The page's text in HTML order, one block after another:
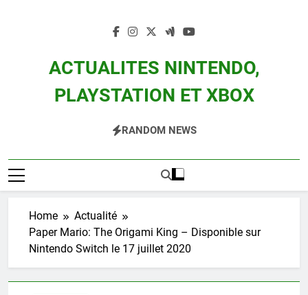
ACTUALITES NINTENDO,
PLAYSTATION ET XBOX
Zelda, Splatoon, Pokemon Entre Autres
RANDOM NEWS
Home
Actualité
Paper Mario: The Origami King – Disponible sur
Nintendo Switch le 17 juillet 2020